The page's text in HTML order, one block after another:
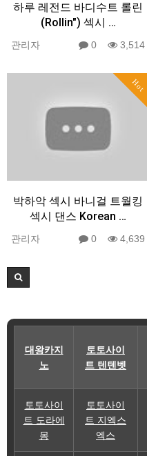
하루 레전드 바디수트 롤린
(Rollin") 섹시 …
관리자 0 3,514
Hot
박하악 섹시 바니걸 트월킹
섹시 댄스 Korean …
관리자 0 4,639
대왕카지
노
토토사이
트 텐텐벳
토토사이
트 도라에
몽
토토사이
트 지엑스
엑스